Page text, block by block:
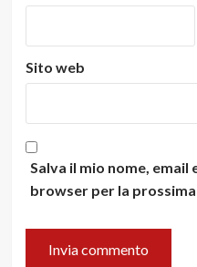
Sito web
Salva il mio nome, email
browser per la